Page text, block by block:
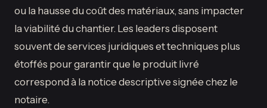
ou la hausse du coût des matériaux, sans impacter
la viabilité du chantier. Les leaders disposent
souvent de services juridiques et techniques plus
étoffés pour garantir que le produit livré
correspond à la notice descriptive signée chez le
notaire.